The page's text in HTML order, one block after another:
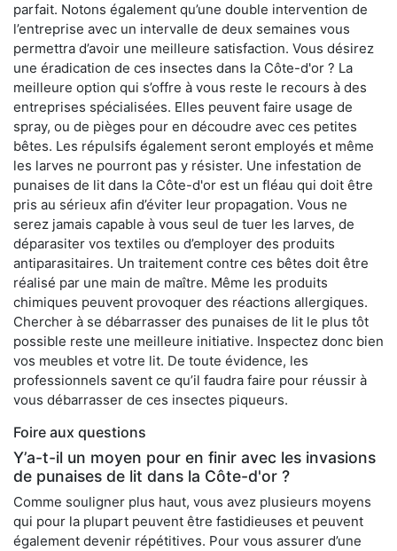
parfait. Notons également qu’une double intervention de
l’entreprise avec un intervalle de deux semaines vous
permettra d’avoir une meilleure satisfaction. Vous désirez
une éradication de ces insectes dans la Côte-d'or ? La
meilleure option qui s’offre à vous reste le recours à des
entreprises spécialisées. Elles peuvent faire usage de
spray, ou de pièges pour en découdre avec ces petites
bêtes. Les répulsifs également seront employés et même
les larves ne pourront pas y résister. Une infestation de
punaises de lit dans la Côte-d'or est un fléau qui doit être
pris au sérieux afin d’éviter leur propagation. Vous ne
serez jamais capable à vous seul de tuer les larves, de
déparasiter vos textiles ou d’employer des produits
antiparasitaires. Un traitement contre ces bêtes doit être
réalisé par une main de maître. Même les produits
chimiques peuvent provoquer des réactions allergiques.
Chercher à se débarrasser des punaises de lit le plus tôt
possible reste une meilleure initiative. Inspectez donc bien
vos meubles et votre lit. De toute évidence, les
professionnels savent ce qu’il faudra faire pour réussir à
vous débarrasser de ces insectes piqueurs.
Foire aux questions
Y’a-t-il un moyen pour en finir avec les invasions
de punaises de lit dans la Côte-d'or ?
Comme souligner plus haut, vous avez plusieurs moyens
qui pour la plupart peuvent être fastidieuses et peuvent
également devenir répétitives. Pour vous assurer d’une